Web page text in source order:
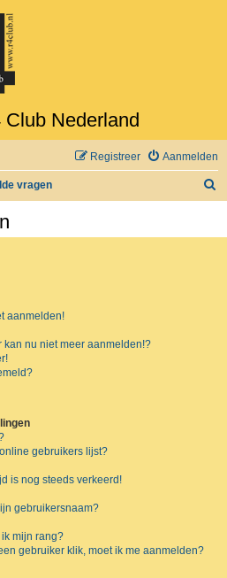
Club Nederland
Aanmelden
Registreer
vragen
aanmelden!
kan nu niet meer aanmelden!?
gebruikers lijst?
is nog steeds verkeerd!
gebruikersnaam?
mijn rang?
gebruiker klik, moet ik me aanmelden?